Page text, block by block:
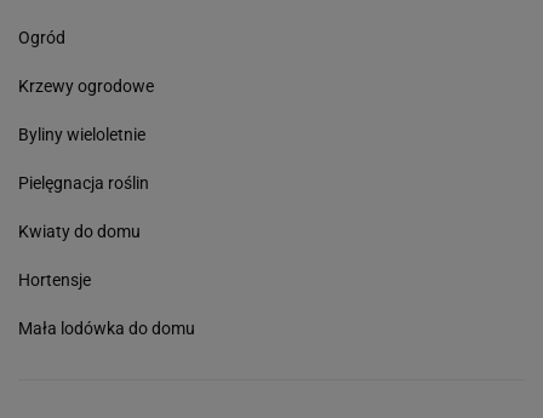
Ogród
Krzewy ogrodowe
Byliny wieloletnie
Pielęgnacja roślin
Kwiaty do domu
Hortensje
Mała lodówka do domu